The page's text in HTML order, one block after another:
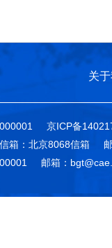
关
京ICP备
箱：北京8068信箱
邮箱：